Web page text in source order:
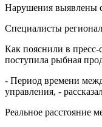
Нарушения выявлены
Специалисты
Как пояснили в
поступила рыбная
- Период времени
управления, -
Реальное расстояние